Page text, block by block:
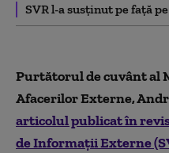
SVR l-a susținut pe față
Purtătorul de cuvânt al
Afacerilor Externe,
articolul publicat în
de Informații Externe